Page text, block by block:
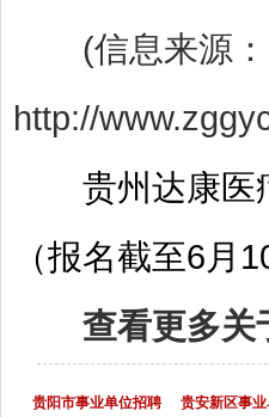
(信息来源：
http://
贵州达康医
（报名截至6月
查看更多关
贵阳市事业单位招聘 贵安新区事